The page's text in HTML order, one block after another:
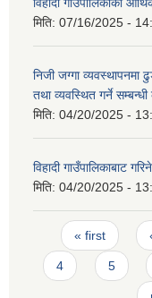
मिति: 07/16/2025 -
निजी जग्गा
तथा व्यवस्थित गर्ने सम्बन्धी
मिति: 04/20/2025 -
विहादी गाउँपालिकाबाट
मिति: 04/20/2025 -
Pages
« first
4 5